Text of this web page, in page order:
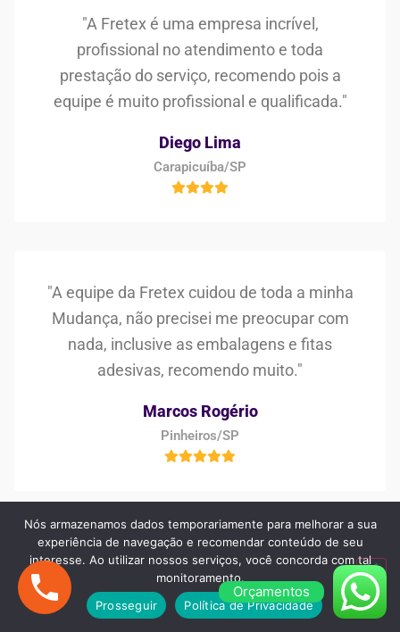
"A Fretex é uma empresa incrível,
profissional no atendimento e toda
prestação do serviço, recomendo pois a
equipe é muito profissional e qualificada."
Diego Lima
Carapicuíba/SP
"A equipe da Fretex cuidou de toda a minha
Mudança, não precisei me preocupar com
nada, inclusive as embalagens e fitas
adesivas, recomendo muito."
Marcos Rogério
Pinheiros/SP
"Procurei no Google e encontrei a Fretex
Transportes, estava preocupada em
encontrar uma boa empresa de frete e
Orçamentos
Nós armazenamos dados temporariamente para melhorar a sua
experiência de navegação e recomendar conteúdo de seu
interesse. Ao utilizar nossos serviços, você concorda com tal
monitoramento.
Prosseguir
Política de Privacidade